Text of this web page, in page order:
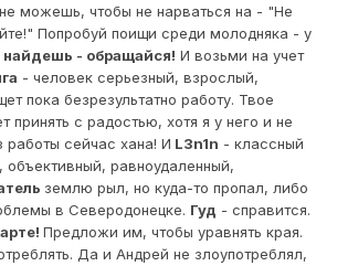
можешь, чтобы не нарваться на - "Не
Попробуй поищи среди молодняка - у
найдешь - обращайся! И возьми на учет
- человек серьезный, взрослый,
пока безрезультатно работу. Твое
с радостью, хотя я у него и не
сейчас хана! И L3n1n - классный
равноудаленный,
землю рыл, но куда-то пропал, либо
в Северодонецке. Гуд - справится.
Предложи им, чтобы уравнять края.
Да и Андрей не злоупотреблял,